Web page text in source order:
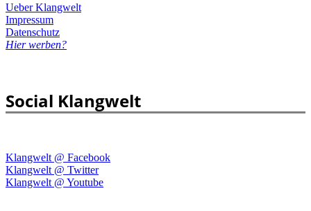
Ueber Klangwelt
Impressum
Datenschutz
Hier werben?
Social Klangwelt
Klangwelt @ Facebook
Klangwelt @ Twitter
Klangwelt @ Youtube